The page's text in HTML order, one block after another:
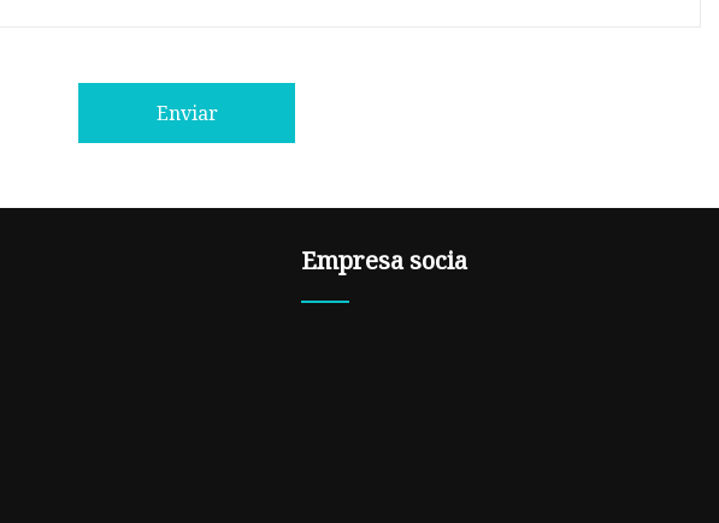
Enviar
Empresa socia